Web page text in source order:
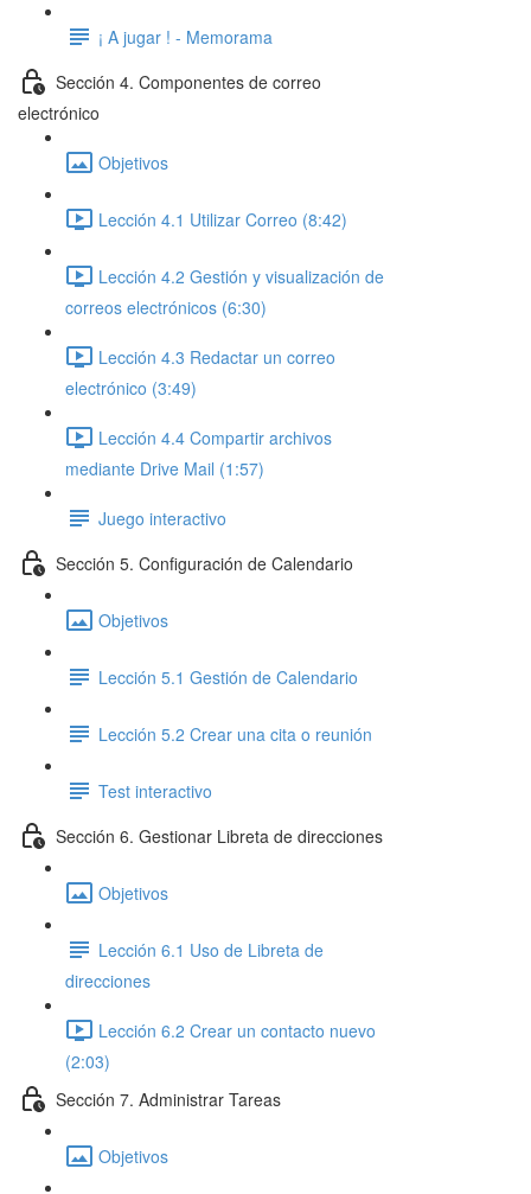
¡ A jugar ! - Memorama
Sección 4. Componentes de correo
electrónico
Objetivos
Lección 4.1 Utilizar Correo (8:42)
Lección 4.2 Gestión y visualización de
correos electrónicos (6:30)
Lección 4.3 Redactar un correo
electrónico (3:49)
Lección 4.4 Compartir archivos
mediante Drive Mail (1:57)
Juego interactivo
Sección 5. Configuración de Calendario
Objetivos
Lección 5.1 Gestión de Calendario
Lección 5.2 Crear una cita o reunión
Test interactivo
Sección 6. Gestionar Libreta de direcciones
Objetivos
Lección 6.1 Uso de Libreta de
direcciones
Lección 6.2 Crear un contacto nuevo
(2:03)
Sección 7. Administrar Tareas
Objetivos